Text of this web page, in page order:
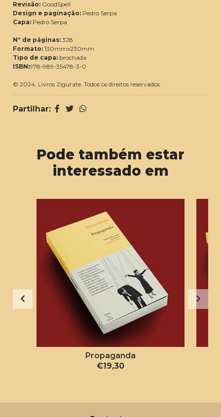
Revisão: GoodSpell
Design e paginação: Pedro Serpa
Capa: Pedro Serpa
Nº de páginas: 328
Formato: 130mmx230mm
Tipo de capa: brochada
ISBN:978-989-35478-3-0
© 2024, Livros Zigurate. Todos os direitos reservados.
Partilhar:
Pode também estar
interessado em
Propaganda
€19,30